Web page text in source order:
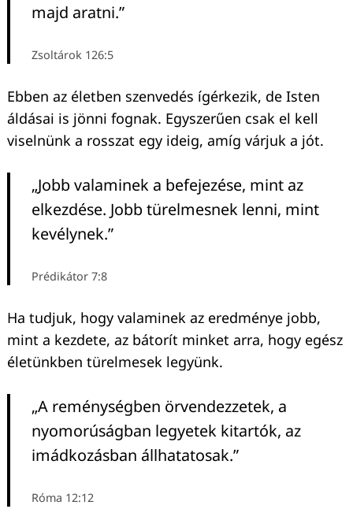
majd aratni.”
Zsoltárok 126:5
Ebben az életben szenvedés ígérkezik, de Isten
áldásai is jönni fognak. Egyszerűen csak el kell
viselnünk a rosszat egy ideig, amíg várjuk a jót.
„Jobb valaminek a befejezése, mint az
elkezdése. Jobb türelmesnek lenni, mint
kevélynek.”
Prédikátor 7:8
Ha tudjuk, hogy valaminek az eredménye jobb,
mint a kezdete, az bátorít minket arra, hogy egész
életünkben türelmesek legyünk.
„A reménységben örvendezzetek, a
nyomorúságban legyetek kitartók, az
imádkozásban állhatatosak.”
Róma 12:12